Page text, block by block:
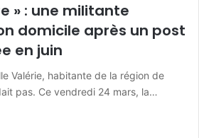
» : une militante
domicile après un post
en juin
Valérie, habitante de la région de
pas. Ce vendredi 24 mars, la…